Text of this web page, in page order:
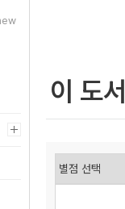
이 도